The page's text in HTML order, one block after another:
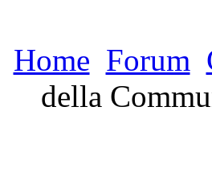
Home Forum
della